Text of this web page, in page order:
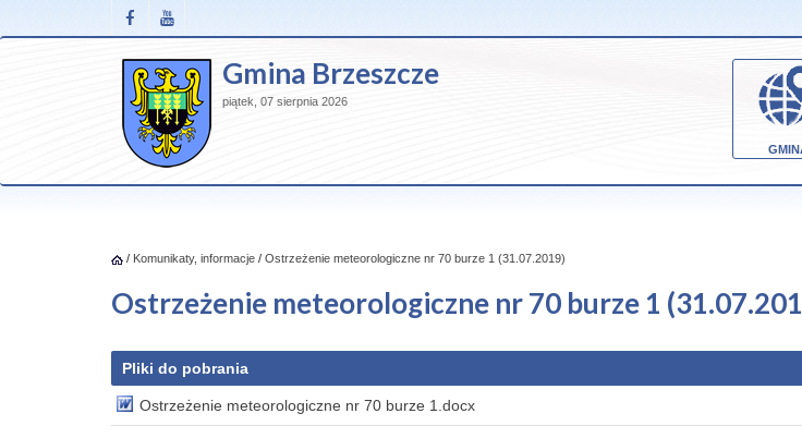
Gmina Brzeszcze
piątek, 07 sierpnia 2026
/ Komunikaty, informacje / Ostrzeżenie meteorologiczne nr 70 burze 1 (31.07.2019)
Ostrzeżenie meteorologiczne nr 70 burze 1
Pliki do pobrania
Ostrzeżenie meteorologiczne nr 70 burze 1.docx